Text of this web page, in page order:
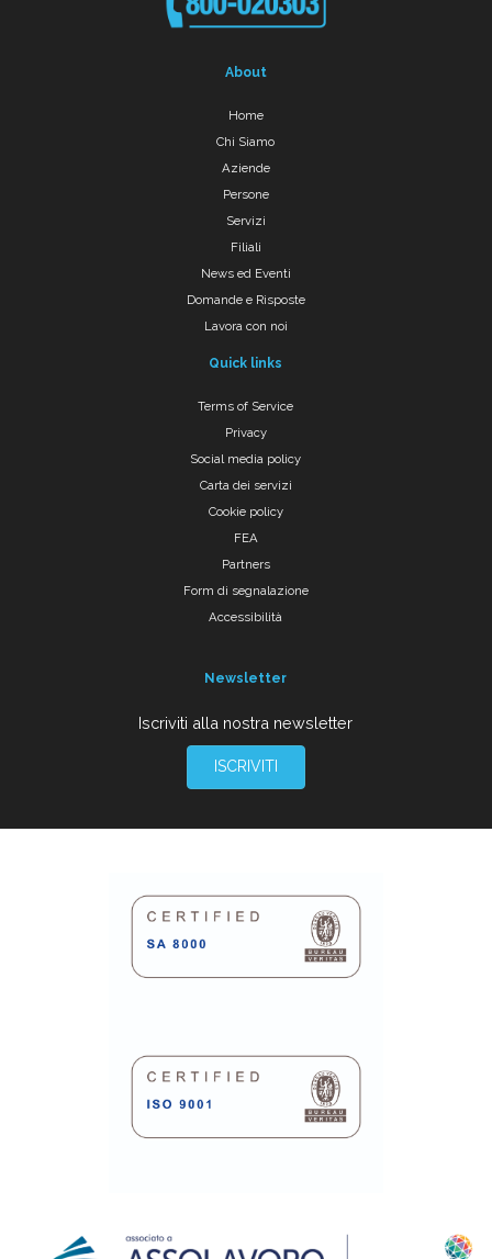
About
Home
Chi Siamo
Aziende
Persone
Servizi
Filiali
News ed Eventi
Domande e Risposte
Lavora con noi
Quick links
Terms of Service
Privacy
Social media policy
Carta dei servizi
Cookie policy
FEA
Partners
Form di segnalazione
Accessibilità
Newsletter
Iscriviti alla nostra newsletter
ISCRIVITI